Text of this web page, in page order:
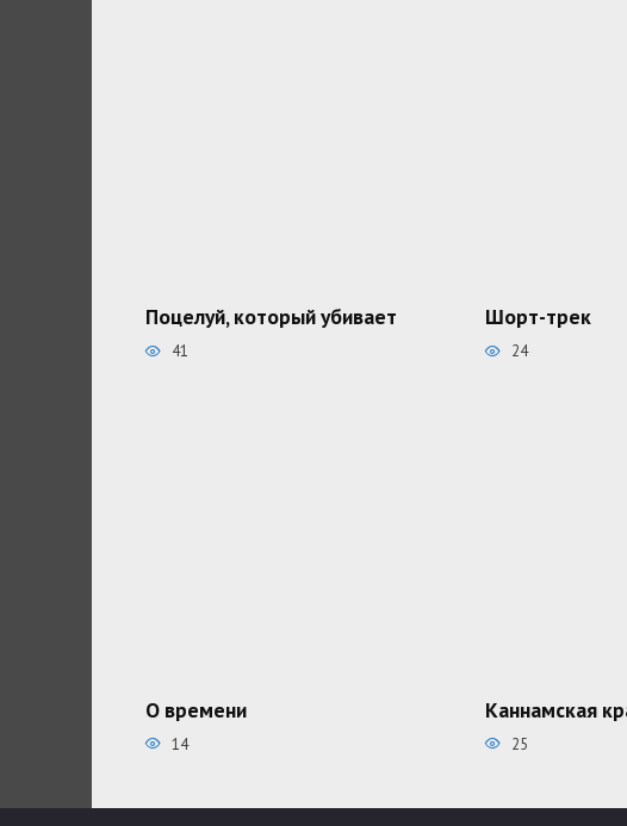
Поцелуй, который убивает
41
Шорт-трек
24
О времени
14
Каннамская
25